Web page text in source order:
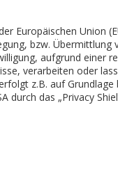
Europäischen Union
bzw.
aufgrund einer
verarbeiten oder
z.B. auf
durch das „Privacy